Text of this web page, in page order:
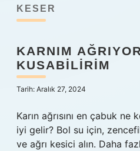
Yasal Uyarı
KESER
KARNIM
KUSABILIRIM
Tarih: Aralık 27, 2024
Karın ağrısını en çabuk ne
iyi gelir? Bol su için,
ve ağrı kesici alın. Daha